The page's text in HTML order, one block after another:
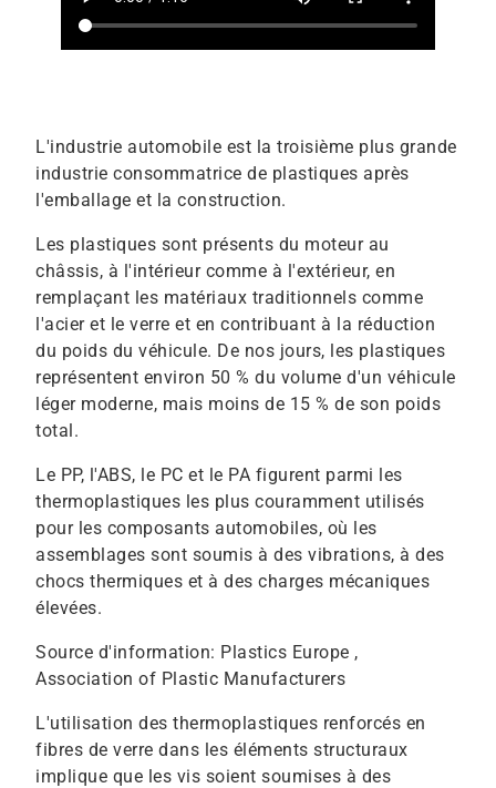
L'industrie automobile est la troisième plus grande
industrie consommatrice de plastiques après
l'emballage et la construction.
Les plastiques sont présents du moteur au
châssis, à l'intérieur comme à l'extérieur, en
remplaçant les matériaux traditionnels comme
l'acier et le verre et en contribuant à la réduction
du poids du véhicule. De nos jours, les plastiques
représentent environ 50 % du volume d'un véhicule
léger moderne, mais moins de 15 % de son poids
total.
Le PP, l'ABS, le PC et le PA figurent parmi les
thermoplastiques les plus couramment utilisés
pour les composants automobiles, où les
assemblages sont soumis à des vibrations, à des
chocs thermiques et à des charges mécaniques
élevées.
Source d'information: Plastics Europe ,
Association of Plastic Manufacturers
L'utilisation des thermoplastiques renforcés en
fibres de verre dans les éléments structuraux
implique que les vis soient soumises à des